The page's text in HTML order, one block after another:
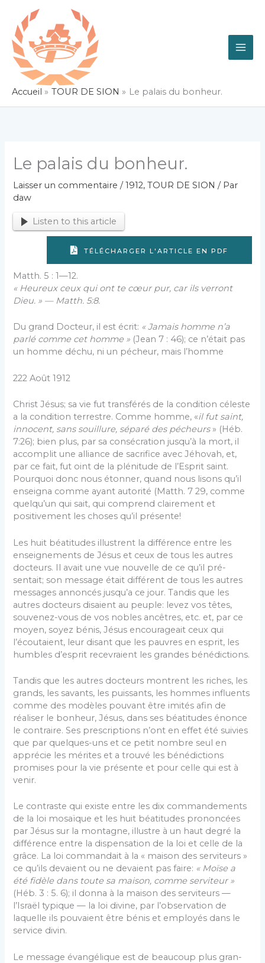
contenu
Accueil TOUR DE SION Le palais du bonheur.
Le palais du bonheur.
Laisser un commentaire /1912,TOUR DE SION / Par
daw
Listen to this article
TÉLÉCHARGER L'ARTICLE EN PDF
Matth. 5 : 1—12.
« Heureux ceux qui ont te cœur pur, car ils verront
Dieu. » — Matth. 5:8.
Du grand Docteur, il est écrit: « Jamais homme n’a
parlé comme cet homme » (Jean 7 : 46); ce n’était pas
un homme déchu, ni un pécheur, mais l’homme
222 Août 1912
Christ Jésus; sa vie fut transférés de la condition céleste
a la condition terrestre. Comme homme, «il fut saint,
innocent, sans souillure, séparé des pécheurs» (Héb.
7:26); bien plus, par sa consécration jusqu’à la mort, il
accomplit une alliance de sacrifice avec Jéhovah, et,
par ce fait, fut oint de la plénitude de l’Esprit saint.
Pourquoi donc nous étonner, quand nous lisons qu’il
enseigna comme ayant autorité (Matth. 7 29, comme
quelqu’un qui sait, qui comprend claire­ment et
positivement les choses qu’il présente!
Les huit béatitudes illustrent la différence entre les
enseignements de Jésus et ceux de tous les au­tres
docteurs. Il avait une vue nouvelle de ce qu’il pré­
sentait; son message était différent de tous les autres
messages annoncés jusqu’a ce jour. Tandis que les
autres docteurs disaient au peuple: levez vos têtes,
souvenez-vous de vos nobles ancêtres, etc. et, par ce
moyen, soyez bénis, Jésus encourageait ceux qui
l’écou­taient, leur disant que les pauvres en esprit, les
humbles d’esprit recevraient les grandes bénédictions.
Tandis que les autres docteurs montrent les riches, les
grands, les savants, les puissants, les hommes influents
comme des modèles pouvant être imités afin de
réaliser le bonheur, Jésus, dans ses béatitudes énonce
le contraire. Ses prescriptions n’ont en effet été suivies
que par quelques-uns et ce petit nombre seul en
apprécie les mérites et a trouvé les bénédic­tions
promises pour la vie présente et pour celle qui est à
venir.
Le contraste qui existe entre les dix commandements
de la loi mosaïque et les huit béatitudes pro­noncées
par Jésus sur la montagne, illustre à un haut degré la
différence entre la dispensation de la loi et celle de la
grâce. La loi commandait à la « maison des serviteurs »
ce qu’ils devaient ou ne devaient pas faire: « Moïse a
été fidèle dans toute sa maison, comme serviteur »
(Héb. 3 : 5. 6); il donna à la maison des serviteurs —
l’Israël typique — la loi divine, par l’observation de
laquelle ils pouvaient être bénis et employés dans le
service divin.
Le message évangélique est de beaucoup plus gran­